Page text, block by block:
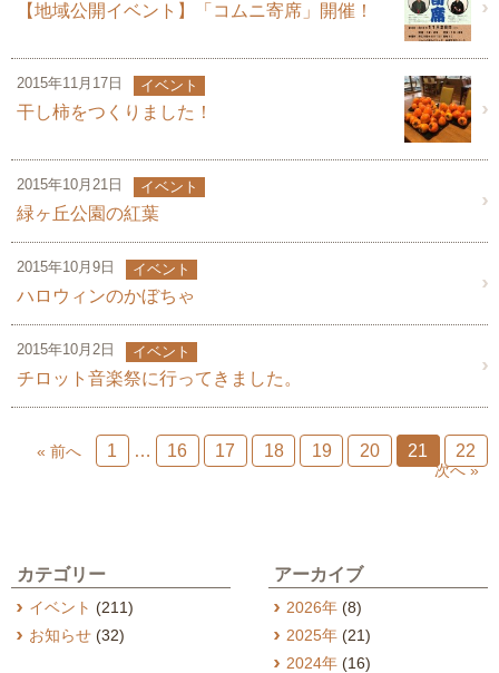
【地域公開イベント】「コムニ寄席」開催！
2015年11月17日 イベント
干し柿をつくりました！
2015年10月21日 イベント
緑ヶ丘公園の紅葉
2015年10月9日 イベント
ハロウィンのかぼちゃ
2015年10月2日 イベント
チロット音楽祭に行ってきました。
« 前へ 1 … 16 17 18 19 20 21 22
次へ »
カテゴリー
イベント (211)
お知らせ (32)
アーカイブ
2026年 (8)
2025年 (21)
2024年 (16)